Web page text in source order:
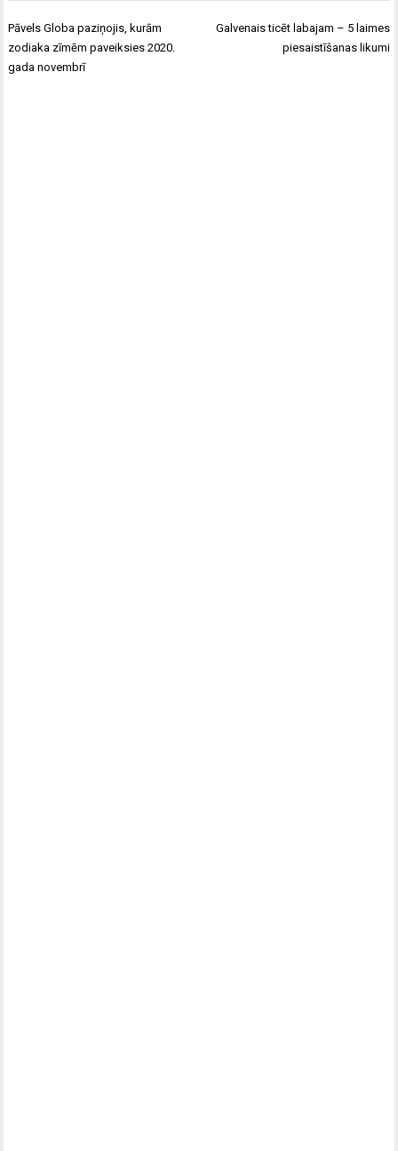
Ziņu
izvēlne
Pāvels Globa paziņojis, kurām
zodiaka zīmēm paveiksies 2020.
gada novembrī
Galvenais ticēt labajam – 5 laimes
piesaistīšanas likumi